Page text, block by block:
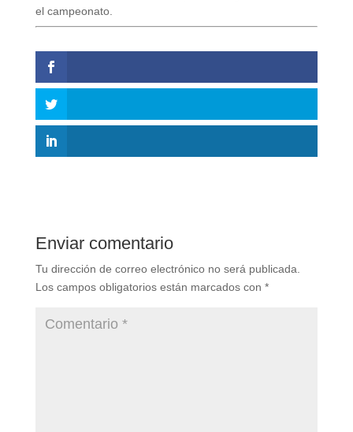
el campeonato.
Enviar comentario
Tu dirección de correo electrónico no será publicada.
Los campos obligatorios están marcados con *